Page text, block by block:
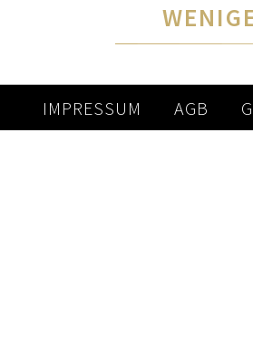
IMPRESSUM AGB